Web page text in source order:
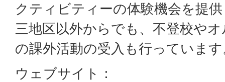
クティビティーの体験機会を提
三地区以外からでも、不登校や
の課外活動の受入も行っていま
ウェブサイト：